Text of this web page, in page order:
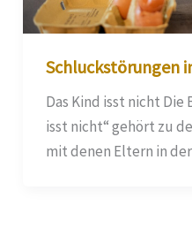
Schluckstörungen
Das Kind isst nicht Die
isst nicht“ gehört zu
mit denen Eltern in